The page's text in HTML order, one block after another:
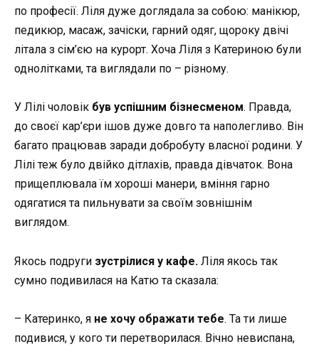
по професії. Ліля дуже доглядала за собою: манікюр,
педикюр, масаж, зачіски, гарний одяг, щороку двічі
літала з сім’єю на курорт. Хоча Ліля з Катериною були
однолітками, та виглядали по – різному.
У Лілі чоловік був успішним бізнесменом. Правда,
до своєї кар’єри ішов дуже довго та наполегливо. Він
багато працював заради добробуту власної родини. У
Лілі теж було двійко дітлахів, правда дівчаток. Вона
прищеплювала їм хороші манери, вміння гарно
одягатися та пильнувати за своїм зовнішнім
виглядом.
Якось подруги зустрілися у кафе. Ліля якось так
сумно подивилася на Катю та сказала:
– Катеринко, я не хочу ображати тебе. Та ти лише
подивися, у кого ти перетворилася. Вічно невиспана,